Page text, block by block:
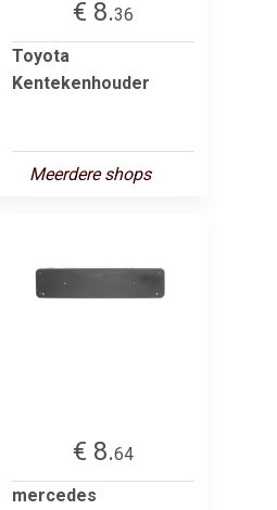
€ 8.36
Toyota
Kentekenhouder
Meerdere shops
€ 8.64
mercedes